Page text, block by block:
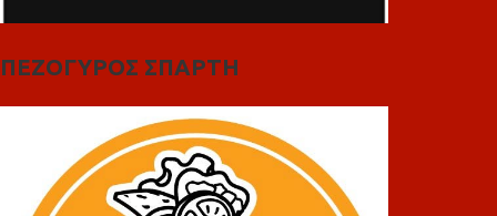
ΠΕΖΟΓΥΡΟΣ ΣΠΑΡΤΗ